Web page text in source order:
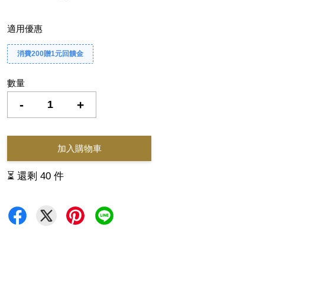
適用優惠
消費200贈1元回饋金
數量
- +
加入購物車
⏳ 還剩 40 件